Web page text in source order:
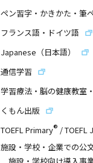
ペン習字・かきかた・筆
フランス語・ドイツ語
Japanese（日本語）
通信学習
学習療法・脳の健康教室
くもん出版
TOEFL Primary® /TOEFL
施設・学校・企業での公